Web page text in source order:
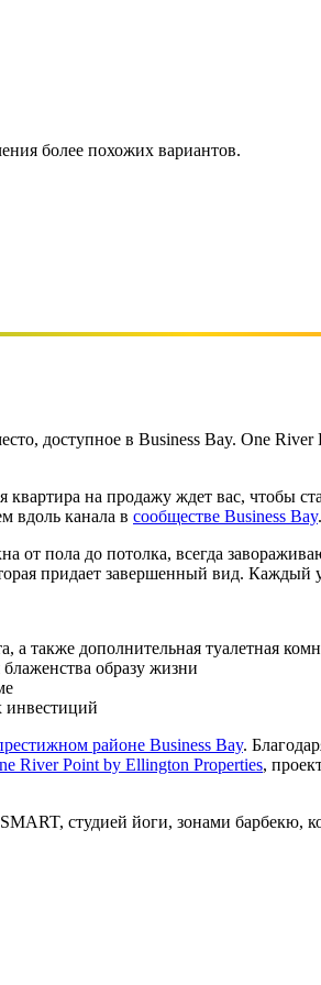
более похожих вариантов.
доступное в Business Bay. One
квартира на продажу ждет вас,
вдоль канала в сообществе Business Bay.
от пола до потолка, всегда
придает завершенный вид. Каждый
а также дополнительная туалетная
образу жизни
инвестиций
районе Business Bay.
River Point by Ellington Properties,
студией йоги, зонами барбекю,